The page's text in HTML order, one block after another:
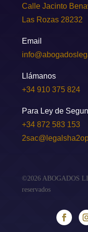
Calle Jacinto
Las Rozas 28232
Email
Llámanos
+34 910 375 824
Para Ley de
+34 872 583 153
©2026 ABOGADOS
reservados